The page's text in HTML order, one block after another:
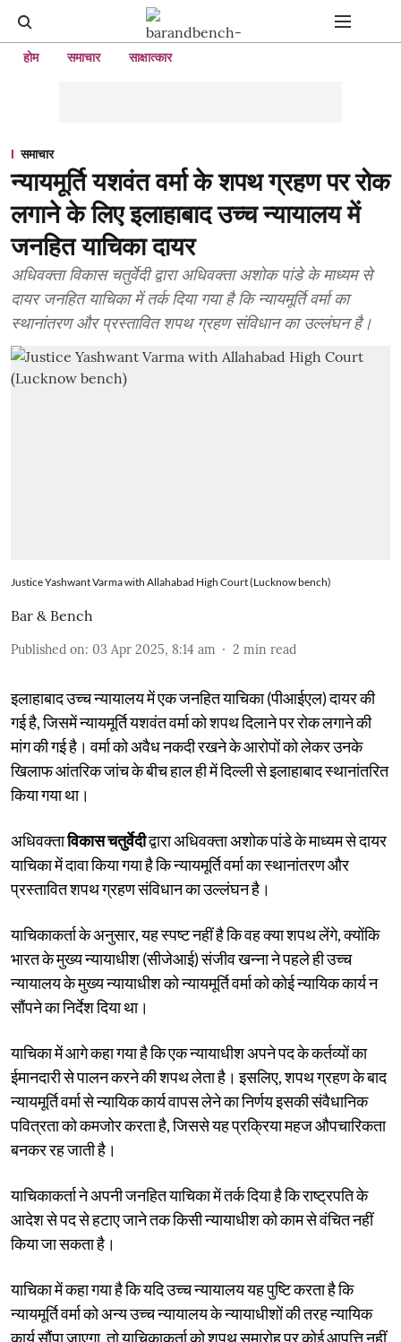
होम समाचार साक्षात्कार
समाचार
न्यायमूर्ति यशवंत वर्मा के शपथ ग्रहण पर रोक
लगाने के लिए इलाहाबाद उच्च न्यायालय में
जनहित याचिका दायर
अधिवक्ता विकास चतुर्वेदी द्वारा अधिवक्ता अशोक पांडे के माध्यम से
दायर जनहित याचिका में तर्क दिया गया है कि न्यायमूर्ति वर्मा का
स्थानांतरण और प्रस्तावित शपथ ग्रहण संविधान का उल्लंघन है।
Justice Yashwant Varma with Allahabad High Court (Lucknow bench)
Bar & Bench
Published on: 03 Apr 2025, 8:14 am 2 min read
इलाहाबाद उच्च न्यायालय में एक जनहित याचिका (पीआईएल) दायर की
गई है, जिसमें न्यायमूर्ति यशवंत वर्मा को शपथ दिलाने पर रोक लगाने की
मांग की गई है। वर्मा को अवैध नकदी रखने के आरोपों को लेकर उनके
खिलाफ आंतरिक जांच के बीच हाल ही में दिल्ली से इलाहाबाद स्थानांतरित
किया गया था।
अधिवक्ताविकास चतुर्वेदीद्वारा अधिवक्ता अशोक पांडे के माध्यम से दायर
याचिका में दावा किया गया है कि न्यायमूर्ति वर्मा का स्थानांतरण और
प्रस्तावित शपथ ग्रहण संविधान का उल्लंघन है।
याचिकाकर्ता के अनुसार, यह स्पष्ट नहीं है कि वह क्या शपथ लेंगे, क्योंकि
भारत के मुख्य न्यायाधीश (सीजेआई) संजीव खन्ना ने पहले ही उच्च
न्यायालय के मुख्य न्यायाधीश को न्यायमूर्ति वर्मा को कोई न्यायिक कार्य न
सौंपने का निर्देश दिया था।
याचिका में आगे कहा गया है कि एक न्यायाधीश अपने पद के कर्तव्यों का
ईमानदारी से पालन करने की शपथ लेता है। इसलिए, शपथ ग्रहण के बाद
न्यायमूर्ति वर्मा से न्यायिक कार्य वापस लेने का निर्णय इसकी संवैधानिक
पवित्रता को कमजोर करता है, जिससे यह प्रक्रिया महज औपचारिकता
बनकर रह जाती है।
याचिकाकर्ता ने अपनी जनहित याचिका में तर्क दिया है कि राष्ट्रपति के
आदेश से पद से हटाए जाने तक किसी न्यायाधीश को काम से वंचित नहीं
किया जा सकता है।
याचिका में कहा गया है कि यदि उच्च न्यायालय यह पुष्टि करता है कि
न्यायमूर्ति वर्मा को अन्य उच्च न्यायालय के न्यायाधीशों की तरह न्यायिक
कार्य सौंपा जाएगा, तो याचिकाकर्ता को शपथ समारोह पर कोई आपत्ति नहीं